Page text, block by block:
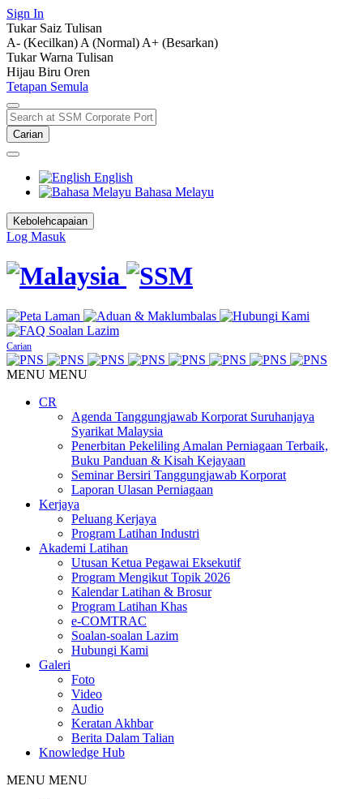
Sign In
Tukar Saiz Tulisan
A- (Kecilkan) A (Normal) A+ (Besarkan)
Tukar Warna Tulisan
Hijau Biru Oren
Tetapan Semula
Carian
English
Bahasa Melayu
Kebolehcapaian
Log Masuk
Carian
MENU MENU
CR
Agenda Tanggungjawab Korporat Suruhanjaya
Syarikat Malaysia
Penerbitan Pekeliling Amalan Perniagaan Terbaik,
Buku Panduan & Kisah Kejayaan
Seminar Bersiri Tanggungjawab Korporat
Laporan Ulasan Perniagaan
Kerjaya
Peluang Kerjaya
Program Latihan Industri
Akademi Latihan
Utusan Ketua Pegawai Eksekutif
Program Mengikut Topik 2026
Kalendar Latihan & Brosur
Program Latihan Khas
e-COMTRAC
Soalan-soalan Lazim
Hubungi Kami
Galeri
Foto
Video
Audio
Keratan Akhbar
Berita Dalam Talian
Knowledge Hub
MENU MENU